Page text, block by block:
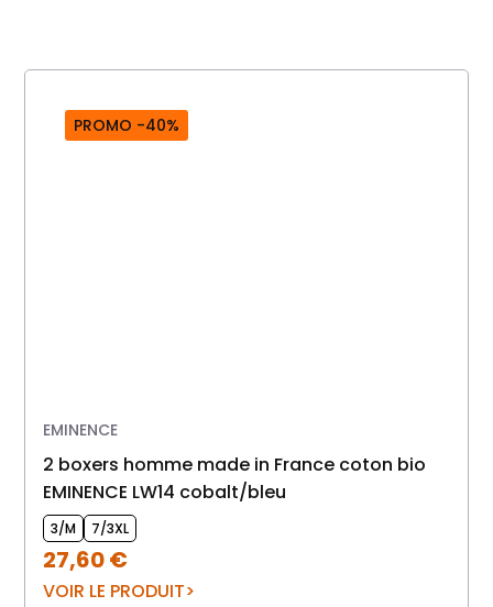
PROMO -40%
EMINENCE
2 boxers homme made in France coton bio
EMINENCE LW14 cobalt/bleu
3/M 7/3XL
27,60€
VOIR LE PRODUIT